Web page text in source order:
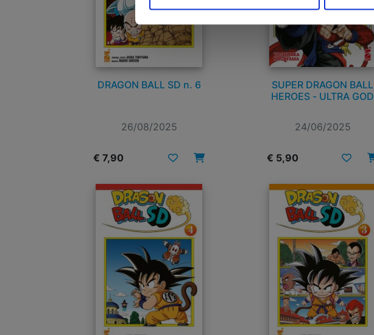
DRAGON BALL SD n. 6
26/08/2025
€ 7,90
SUPER DRAGON BALL
HEROES - ULTRA GOD
24/06/2025
€ 5,90